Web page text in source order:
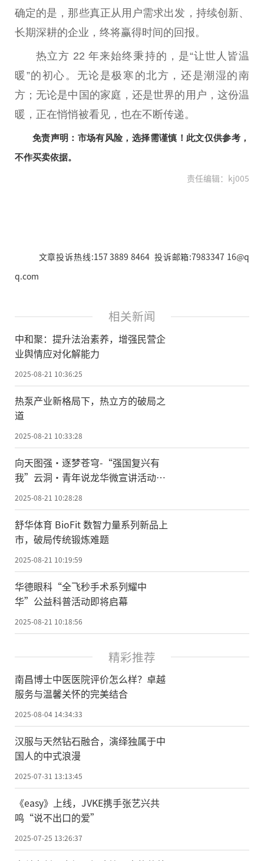
确定的是，那些真正从用户需求出发，持续创新、
长期深耕的企业，终将赢得时间的回报。
热立方 22 年来始终秉持的，是“让世人皆温
暖”的初心 。无论是极寒的北方，还是潮湿的南
方；无论是中国 的家庭，还是世界的用户，这份温
暖，正在悄悄被看见，也在不断传递。
免责声明：市场有风险，选择需谨慎！此文仅供参考，
不作买卖依据。
责任编辑：kj005
文章投诉热线:157 3889 8464 投诉邮箱:7983347 16@q
q.com
相关新闻
中和聚：提升法治素养，增强民营企
业舆情应对化解能力
2025-08-21 10:36:25
热泵产业新格局下，热立方的破局之
道
2025-08-21 10:33:28
向天图强·逐梦苍穹-“强国复兴有
我”云洞·青年说龙华微宣讲活动开
讲
2025-08-21 10:28:28
舒华体育 BioFit 数智力量系列新品上
市，破局传统锻炼难题
2025-08-21 10:19:59
华德眼科“全飞秒手术系列耀中
华”公益科普活动即将启幕
2025-08-21 10:18:56
精彩推荐
南昌博士中医医院评价怎么样？卓越
服务与温馨关怀的完美结合
2025-08-04 14:34:33
汉服与天然钻石融合，演绎独属于中
国人的中式浪漫
2025-07-31 13:13:45
《easy》上线，JVKE携手张艺兴共
鸣“说不出口的爱”
2025-07-25 13:26:37